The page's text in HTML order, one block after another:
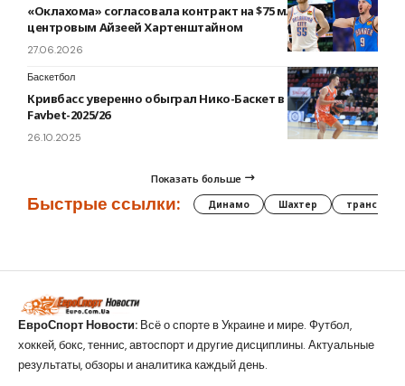
«Оклахома» согласовала контракт на $75 млн с
центровым Айзеей Хартенштайном
27.06.2026
Баскетбол
Кривбасс уверенно обыграл Нико-Баскет в Суперлиге
Favbet-2025/26
26.10.2025
Показать больше
Быстрые ссылки: Динамо Шахтер трансферы
ЕвроСпорт Новости: Всё о спорте в Украине и мире. Футбол,
хоккей, бокс, теннис, автоспорт и другие дисциплины. Актуальные
результаты, обзоры и аналитика каждый день.